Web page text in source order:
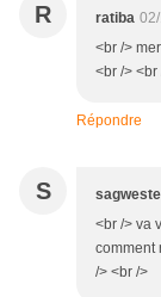
R ratiba
<br />
<br /> <br
Répondre
S sagweste
<br /> va
comment
/> <br />